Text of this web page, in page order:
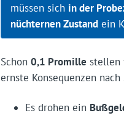
müssen sich in der
nüchternen Zustandein
Schon 0,1 Promille stellen
ernste Konsequenzen
Es drohen ein